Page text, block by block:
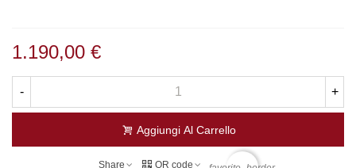
1.190,00 €
- +
Aggiungi Al Carrello
Share QR code